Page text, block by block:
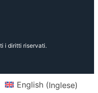
i diritti riservati.
English(Inglese)